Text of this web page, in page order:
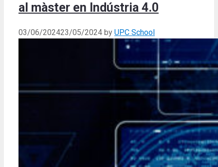
al màster en Indústria 4.0
03/06/202423/05/2024 by UPC School